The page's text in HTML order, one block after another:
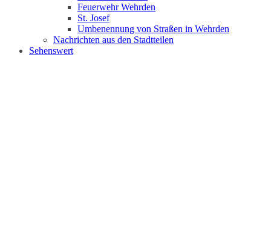
Feuerwehr Wehrden
St. Josef
Umbenennung von Straßen in Wehrden
Nachrichten aus den Stadtteilen
Sehenswert